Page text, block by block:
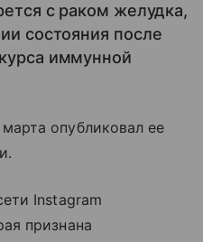
с раком желудка,
состояния после
иммунной
опубликовал ее
Instagram
признана